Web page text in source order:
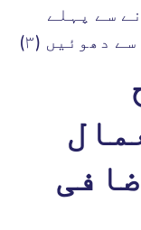
سے پہلے
دھوئیں (٣)